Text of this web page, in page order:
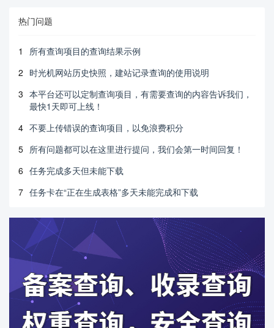
热门问题
1
所有查询项目的查询结果示例
2 时光机网站历史快照，建站记录查询的使用说明
3 本平台还可以定制查询项目，有需要查询的内容告诉我们，
最快1天即可上线！
4 不要上传错误的查询项目，以免浪费积分
5 所有问题都可以在这里进行提问，我们会第一时间回复！
6 任务完成多天但未能下载
7 任务卡在“正在生成表格”多天未能完成和下载